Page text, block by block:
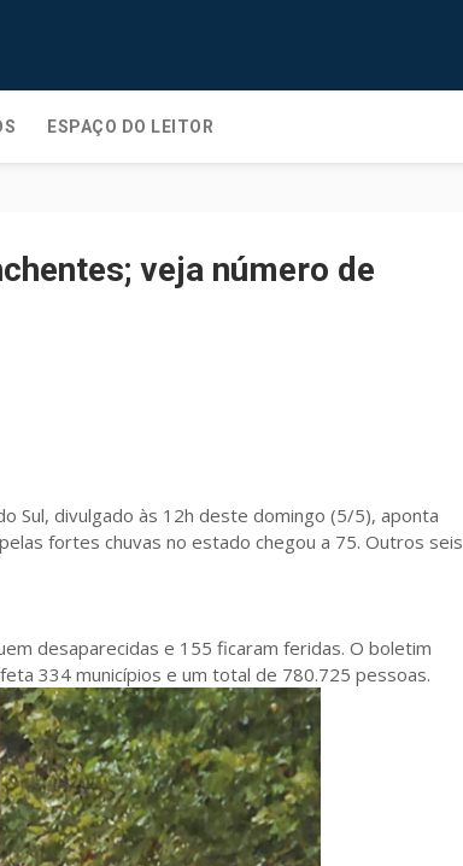
ESPAÇO DO LEITOR
veja número de
Sul, divulgado às 12h deste domingo (5/5), aponta
fortes chuvas no estado chegou a 75. Outros seis
desaparecidas e 155 ficaram feridas. O boletim
334 municípios e um total de 780.725 pessoas.